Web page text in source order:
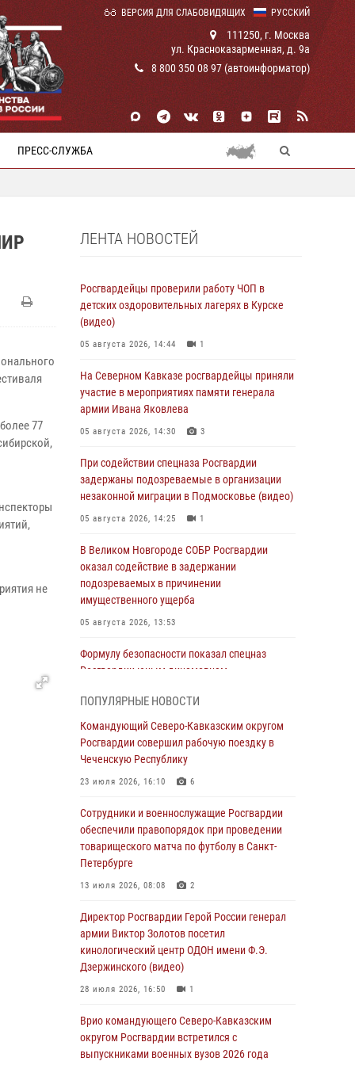
РУССКИЙ
ВЕРСИЯ ДЛЯ СЛАБОВИДЯЩИХ
111250, г. Москва
ул. Красноказарменная, д. 9а
8 800 350 08 97 (автоинформатор)
ПРЕСС-СЛУЖБА
77
не
ЛЕНТА НОВОСТЕЙ
Росгвардейцы проверили работу ЧОП в
детских оздоровительных лагерях в Курске
(видео)
05 августа 2026, 14:44 1
На Северном Кавказе росгвардейцы приняли
участие в мероприятиях памяти генерала
армии Ивана Яковлева
05 августа 2026, 14:30 3
При содействии спецназа Росгвардии
задержаны подозреваемые в организации
незаконной миграции в Подмосковье (видео)
05 августа 2026, 14:25 1
В Великом Новгороде СОБР Росгвардии
оказал содействие в задержании
подозреваемых в причинении
имущественного ущерба
05 августа 2026, 13:53
Формулу безопасности показал спецназ
Росгвардии юным динамовцам
В столице росгвардейцы задержали мужчину,
устроившего дебош в букмекерской конторе
В Удмуртии при силовой поддержке спецназа
Росгвардии задержаны подозреваемые в
мошенничестве под видом оказания
оздоровительных услуг (видео)
В Москве дети сотрудников и
военнослужащих Росгвардии посетили
мастер-класс по художественной гимнастике
05 августа 2026, 13:00
Офицеры Росгвардии и ветераны войск
правопорядка почтили память генерала
армии Ивана Кирилловича Яковлева
ПОПУЛЯРНЫЕ НОВОСТИ
Командующий Северо-Кавказским округом
Росгвардии совершил рабочую поездку в
Чеченскую Республику
23 июля 2026, 16:10 6
Сотрудники и военнослужащие Росгвардии
обеспечили правопорядок при проведении
товарищеского матча по футболу в Санкт-
Петербурге
13 июля 2026, 08:08 2
Директор Росгвардии Герой России генерал
армии Виктор Золотов посетил
кинологический центр ОДОН имени Ф.Э.
Дзержинского (видео)
28 июля 2026, 16:50 1
Врио командующего Северо-Кавказским
округом Росгвардии встретился с
выпускниками военных вузов 2026 года